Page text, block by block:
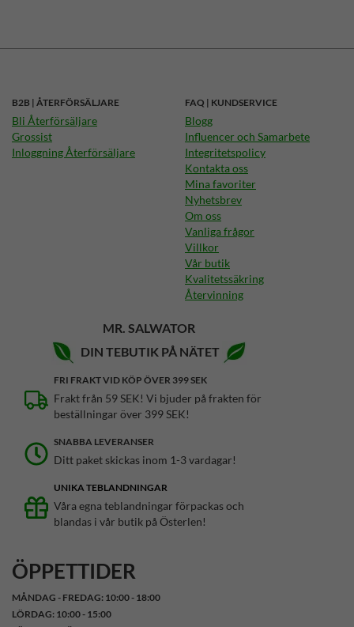
B2B | ÅTERFÖRSÄLJARE
Bli Återförsäljare
Grossist
Inloggning Återförsäljare
FAQ | KUNDSERVICE
Blogg
Influencer och Samarbete
Integritetspolicy
Kontakta oss
Mina favoriter
Nyhetsbrev
Om oss
Vanliga frågor
Villkor
Vår butik
Kvalitetssäkring
Återvinning
MR. SALWATOR
DIN TEBUTIK PÅ NÄTET
FRI FRAKT VID KÖP ÖVER 399 SEK
Frakt från 59 SEK! Vi bjuder på frakten för
beställningar över 399 SEK!
SNABBA LEVERANSER
Ditt paket skickas inom 1-3 vardagar!
UNIKA TEBLANDNINGAR
Våra egna teblandningar förpackas och
blandas i vår butik på Österlen!
ÖPPETTIDER
MÅNDAG - FREDAG: 10:00 - 18:00
LÖRDAG: 10:00 - 15:00